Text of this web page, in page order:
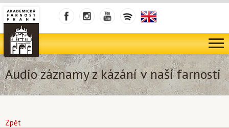
Audio záznamy z kázání v naší farnosti
Zpět